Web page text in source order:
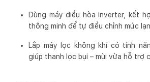
Dùng máy điều hòa inverter, kết
thông minh để tự điều chỉnh mức
Lắp máy lọc không khí có tính
giúp thanh lọc bụi – mùi vừa hỗ trợ